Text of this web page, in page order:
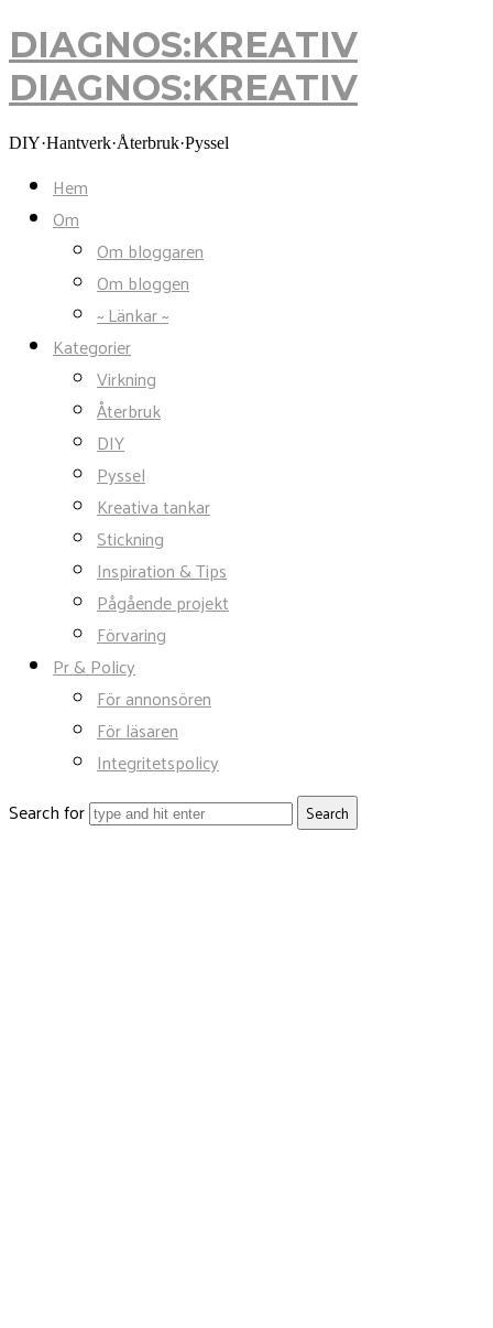
DIAGNOS:KREATIV
DIAGNOS:KREATIV
DIY·Hantverk·Återbruk·Pyssel
Hem
Om
Om bloggaren
Om bloggen
~ Länkar ~
Kategorier
Virkning
Återbruk
DIY
Pyssel
Kreativa tankar
Stickning
Inspiration & Tips
Pågående projekt
Förvaring
Pr & Policy
För annonsören
För läsaren
Integritetspolicy
Search for